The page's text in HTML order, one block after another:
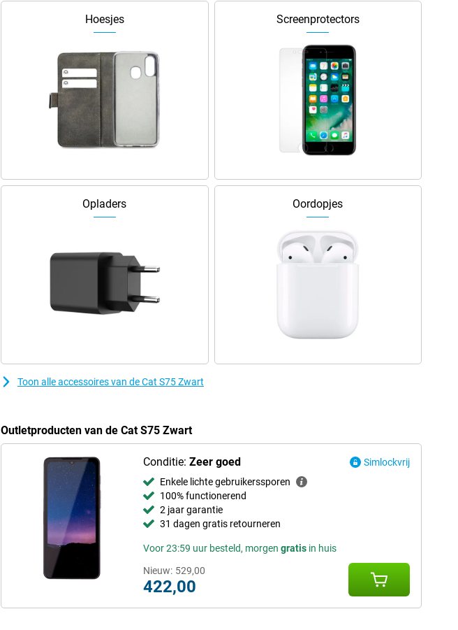
Hoesjes Screenprotectors
Opladers Oordopjes
Toon alle accessoires van de Cat S75 Zwart
Outletproducten van de Cat S75 Zwart
Conditie: Zeer goed
Simlockvrij
Enkele lichte gebruikerssporen
100% functionerend
2 jaar garantie
31 dagen gratis retourneren
Voor 23:59 uur besteld, morgen gratisin huis
Nieuw: 529,00
422,00